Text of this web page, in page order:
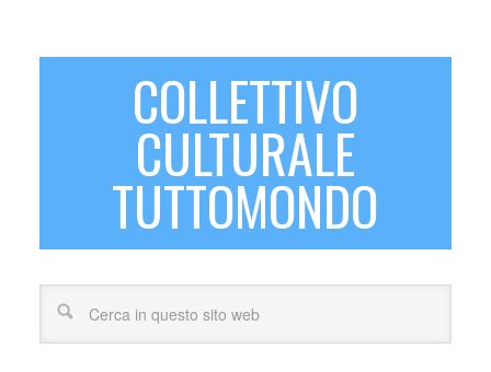
COLLETTIVO
CULTURALE
TUTTOMONDO